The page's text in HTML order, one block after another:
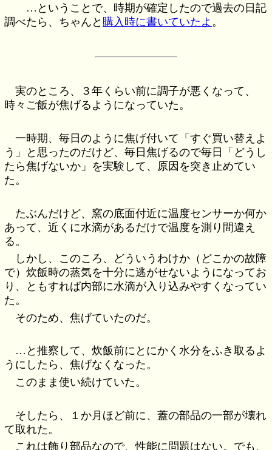
…ということで、時期が確定したので過去の日記
調べたら、ちゃんと 購入時に書いていたよ 。
実のところ、３年くらい前に調子が悪くなって、
時々ご飯が焦げるようになっていた。
一時期、毎日のように焦げ付いて「すぐ買い替えよ
う」と思ったのだけど、毎日焦げるので毎日「どうし
たら焦げないか」を実験して、原因を突き止めてい
た。
たぶんだけど、窯の底面付近に温度センサーか何か
あって、近くに水滴があるだけで温度を測り間違え
る。
しかし、このころ、どういうわけか（どこかの故障
で）炊飯時の蒸気を十分に逃がせないようになってお
り、ともすれば内部に水滴が入り込みやすくなってい
た。
そのため、焦げていたのだ。
…と推察して、炊飯前にとにかく水分をふき取るよ
うにしたら、焦げなくなった。
このまま使い続けていた。
そしたら、１か月ほど前に、蓋の部品の一部が壊れ
て取れた。
これは飾り部品なので、性能に問題はない。でも、